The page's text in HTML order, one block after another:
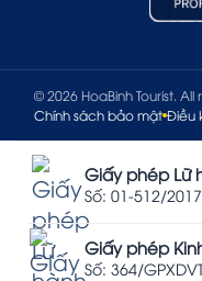
© 2026 HoaBinh Tourist.
Chính sách bảo mật Điều
Giấy phép Lữ
Số: 01-512/
Giấy phép
Số: 364/